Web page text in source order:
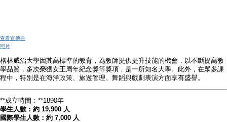
查看宣傳冊
照片
格林威治大學因其高標準的教育，為教師提供提升技能的機會，以不斷提高教
學品質，多次榮獲女王周年紀念獎等獎項，是一所知名大學。此外，在眾多課
程中，特別是在海洋政策、旅遊管理、舞蹈與戲劇表演方面享有盛譽。
**成立時間：**1890年
學生人數：約 19,900 人
國際學生人數：約 7,000 人